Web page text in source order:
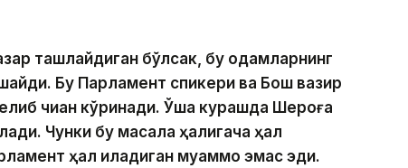
ташлайдиган бўлсак, бу одамларнинг
Бу Парламент спикери ва Бош вазир
чиққан кўринади. Ўша курашда Шероға
Чунки бу масала ҳалигача ҳал
ҳал қиладиган муаммо эмас эди.